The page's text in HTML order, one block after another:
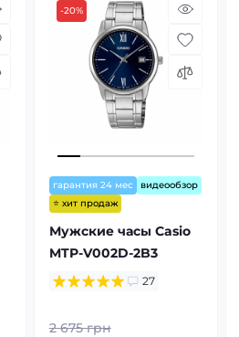
-20%
гарантия 24 мес
видеообзор
⭐ хит продаж
Мужские часы Casio
MTP-V002D-2B3
27
2 675 грн